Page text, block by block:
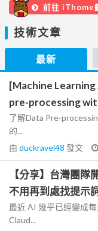
前往 iThome
技術文章
最新
[Machine Learning
pre-processing
了解Data Pre-
的...
由 duckravel48 發文
【分享】台灣團
不用再到處找提示
最近 AI 幾乎已經變成
Claud...